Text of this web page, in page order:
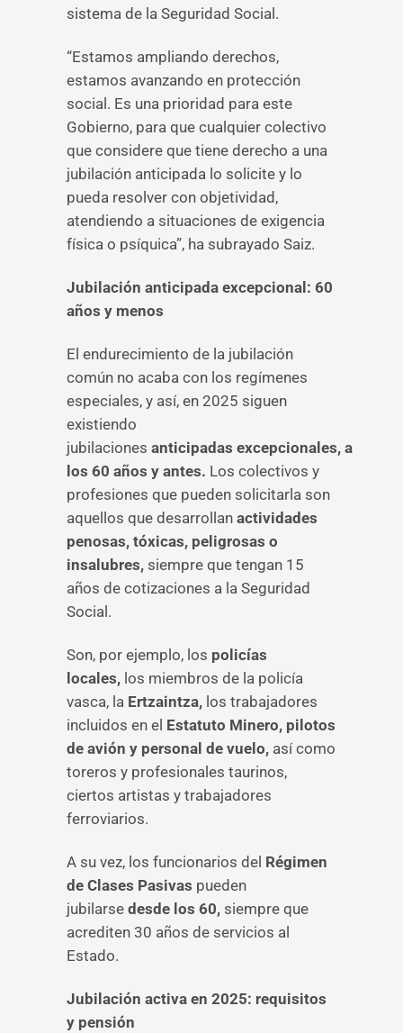
sistema de la Seguridad Social.
“Estamos ampliando derechos,
estamos avanzando en protección
social. Es una prioridad para este
Gobierno, para que cualquier colectivo
que considere que tiene derecho a una
jubilación anticipada lo solicite y lo
pueda resolver con objetividad,
atendiendo a situaciones de exigencia
física o psíquica”, ha subrayado Saiz.
Jubilación anticipada excepcional: 60
años y menos
El endurecimiento de la jubilación
común no acaba con los regímenes
especiales, y así, en 2025 siguen
existiendo
jubilaciones anticipadas excepcionales, a
los 60 años y antes. Los colectivos y
profesiones que pueden solicitarla son
aquellos que desarrollan actividades
penosas, tóxicas, peligrosas o
insalubres, siempre que tengan 15
años de cotizaciones a la Seguridad
Social.
Son, por ejemplo, los policías
locales, los miembros de la policía
vasca, la Ertzaintza, los trabajadores
incluidos en el Estatuto Minero, pilotos
de avión y personal de vuelo, así como
toreros y profesionales taurinos,
ciertos artistas y trabajadores
ferroviarios.
A su vez, los funcionarios del Régimen
de Clases Pasivas pueden
jubilarse desde los 60, siempre que
acrediten 30 años de servicios al
Estado.
Jubilación activa en 2025: requisitos
y pensión